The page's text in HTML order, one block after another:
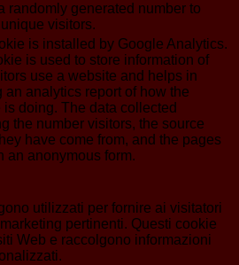
randomly generated number to
visitors.
is installed by Google Analytics.
is used to store information of
use a website and helps in
an analytics report of how the
is doing. The data collected
the number visitors, the source
have come from, and the pages
an anonymous form.
utilizzati per fornire ai visitatori
pertinenti. Questi cookie
Web e raccolgono informazioni